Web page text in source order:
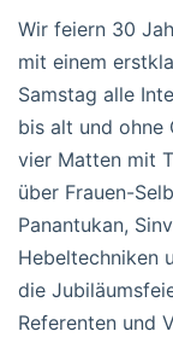
Wir feiern 30
mit einem
Samstag alle
bis alt und ohne
vier Matten mit
über Frauen-
Panantukan,
Hebeltechniken
die
Referenten und